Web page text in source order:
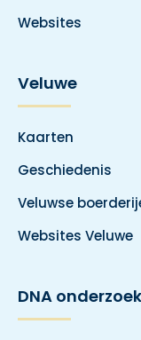
Websites
Veluwe
Kaarten
Geschiedenis
Veluwse
Websites Veluwe
DNA onderzoek